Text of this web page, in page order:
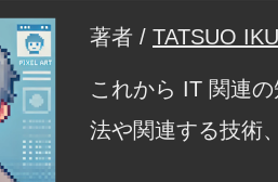
著者 / TATSUO
これから IT 関連
法や関連する技術